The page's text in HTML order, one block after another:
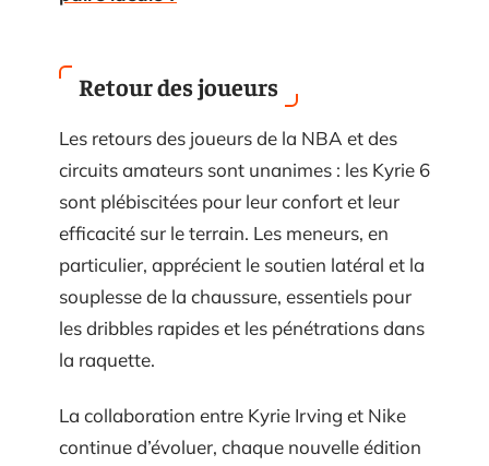
Retour des joueurs
Les retours des joueurs de la NBA et des
circuits amateurs sont unanimes : les Kyrie 6
sont plébiscitées pour leur confort et leur
efficacité sur le terrain. Les meneurs, en
particulier, apprécient le soutien latéral et la
souplesse de la chaussure, essentiels pour
les dribbles rapides et les pénétrations dans
la raquette.
La collaboration entre Kyrie Irving et Nike
continue d’évoluer, chaque nouvelle édition